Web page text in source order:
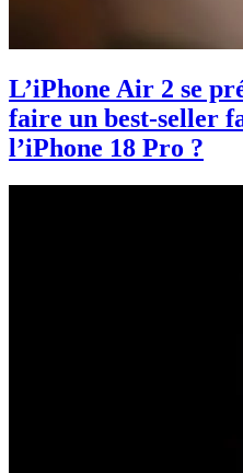
L’iPhone Air 2 se
faire un best-seller
l’iPhone 18 Pro ?